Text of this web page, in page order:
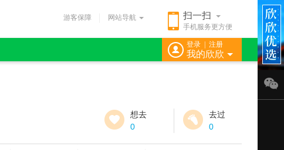
扫一扫
手机服务更方便
游客保障 网站导航
登录 注册
我的欣欣
想去
0
去过
0